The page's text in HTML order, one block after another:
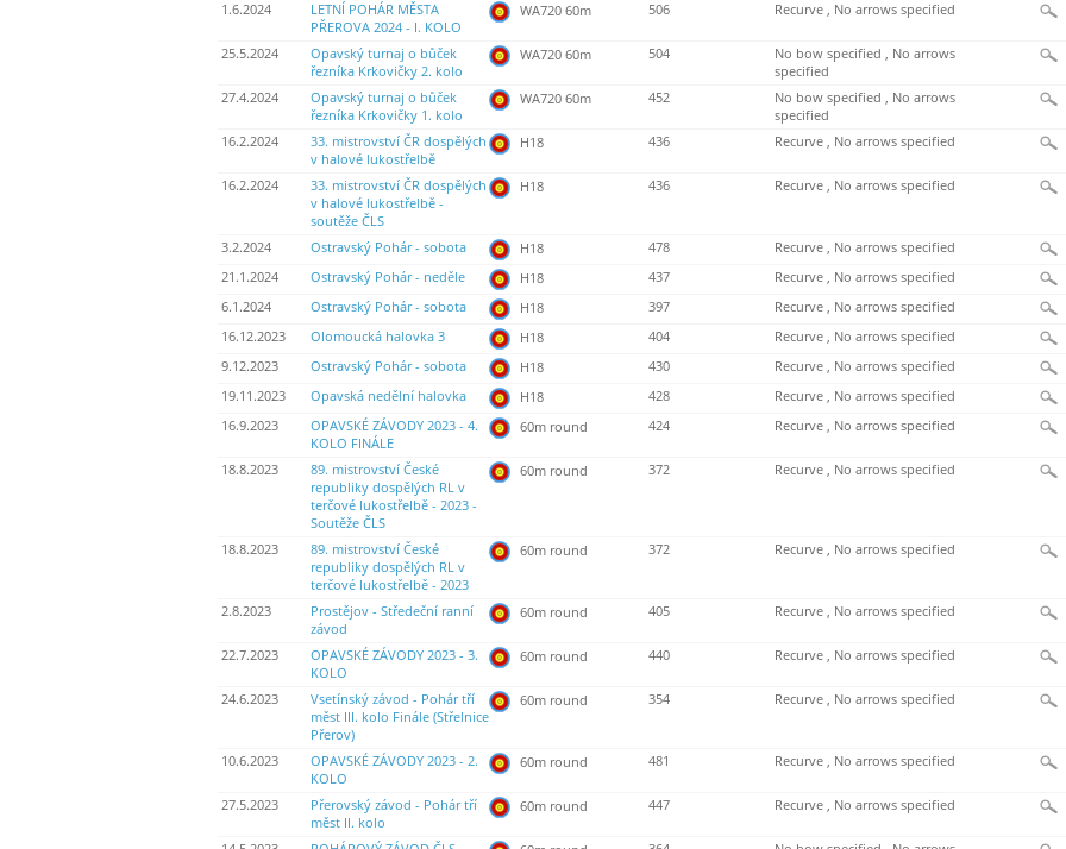
1.6.2024
LETNÍ POHÁR MĚSTA
PŘEROVA 2024 - I. KOLO
WA720 60m 506 Recurve , No arrows specified
25.5.2024
Opavský turnaj o bůček
řezníka Krkovičky 2. kolo
WA720 60m 504
No bow specified , No arrows
specified
27.4.2024
Opavský turnaj o bůček
řezníka Krkovičky 1. kolo
WA720 60m 452
No bow specified , No arrows
specified
16.2.2024
33. mistrovství ČR dospělých
v halové lukostřelbě
H18 436 Recurve , No arrows specified
16.2.2024
33. mistrovství ČR dospělých
v halové lukostřelbě -
soutěže ČLS
H18 436 Recurve , No arrows specified
3.2.2024 Ostravský Pohár - sobota H18 478
Recurve , No arrows specified
21.1.2024
Ostravský Pohár - neděle H18 437
Recurve , No arrows specified
6.1.2024
Ostravský Pohár - sobota H18 397
Recurve , No arrows specified
16.12.2023
Olomoucká halovka 3 H18 404
Recurve , No arrows specified
9.12.2023
Ostravský Pohár - sobota H18 430
Recurve , No arrows specified
19.11.2023
Opavská nedělní halovka H18 428
Recurve , No arrows specified
16.9.2023
OPAVSKÉ ZÁVODY 2023 - 4.
KOLO FINÁLE
60m round 424 Recurve , No arrows specified
18.8.2023
89. mistrovství České
republiky dospělých RL v
terčové lukostřelbě - 2023 -
Soutěže ČLS
60m round 372 Recurve , No arrows specified
18.8.2023
89. mistrovství České
republiky dospělých RL v
terčové lukostřelbě - 2023
60m round 372 Recurve , No arrows specified
2.8.2023
Prostějov - Středeční ranní
závod
60m round 405 Recurve , No arrows specified
22.7.2023
OPAVSKÉ ZÁVODY 2023 - 3.
KOLO
60m round 440 Recurve , No arrows specified
24.6.2023
Vsetínský závod - Pohár tří
měst III. kolo Finále (Střelnice
Přerov)
60m round 354 Recurve , No arrows specified
10.6.2023
OPAVSKÉ ZÁVODY 2023 - 2.
KOLO
60m round 481 Recurve , No arrows specified
27.5.2023
Přerovský závod - Pohár tří
měst II. kolo
60m round 447 Recurve , No arrows specified